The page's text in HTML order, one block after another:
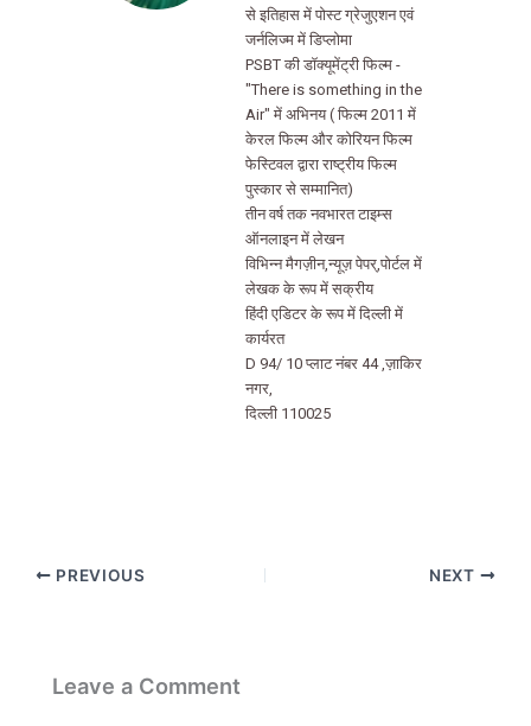
से इतिहास में पोस्ट ग्रेजुएशन एवं
जर्नलिज्म में डिप्लोमा
PSBT की डॉक्यूमेंट्री फिल्म -
"There is something in the
Air" में अभिनय ( फिल्म 2011 में
केरल फिल्म और कोरियन फिल्म
फेस्टिवल द्वारा राष्ट्रीय फिल्म
पुस्कार से सम्मानित)
तीन वर्ष तक नवभारत टाइम्स
ऑनलाइन में लेखन
विभिन्न मैगज़ीन,न्यूज़ पेपर्,पोर्टल में
लेखक के रूप में सक्रीय
हिंदी एडिटर के रूप में दिल्ली में
कार्यरत
D 94/ 10 प्लाट नंबर 44 ,ज़ाकिर
नगर,
दिल्ली 110025
PREVIOUS NEXT
Leave a Comment